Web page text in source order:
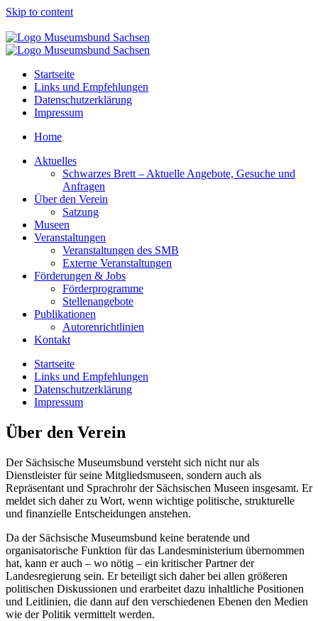
Skip to content
Startseite
Links und Empfehlungen
Datenschutzerklärung
Impressum
Home
Aktuelles
Schwarzes Brett – Aktuelle Angebote, Gesuche und
Anfragen
Über den Verein
Satzung
Museen
Veranstaltungen
Veranstaltungen des SMB
Externe Veranstaltungen
Förderungen & Jobs
Förderprogramme
Stellenangebote
Publikationen
Autorenrichtlinien
Kontakt
Startseite
Links und Empfehlungen
Datenschutzerklärung
Impressum
Über den Verein
Der Sächsische Museumsbund versteht sich nicht nur als
Dienstleister für seine Mitgliedsmuseen, sondern auch als
Repräsentant und Sprachrohr der Sächsischen Museen insgesamt. Er
meldet sich daher zu Wort, wenn wichtige politische, strukturelle
und finanzielle Entscheidungen anstehen.
Da der Sächsische Museumsbund keine beratende und
organisatorische Funktion für das Landesministerium übernommen
hat, kann er auch – wo nötig – ein kritischer Partner der
Landesregierung sein. Er beteiligt sich daher bei allen größeren
politischen Diskussionen und erarbeitet dazu inhaltliche Positionen
und Leitlinien, die dann auf den verschiedenen Ebenen den Medien
wie der Politik vermittelt werden.